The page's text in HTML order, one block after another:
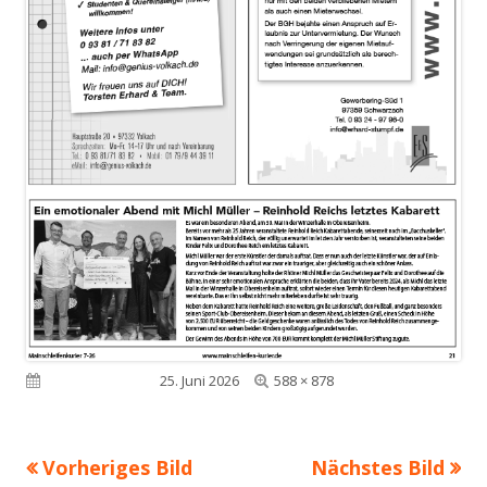
Veröffentlicht am25. Juni 2026
Volle
588 × 878
Vorheriges Bild Nächstes Bild